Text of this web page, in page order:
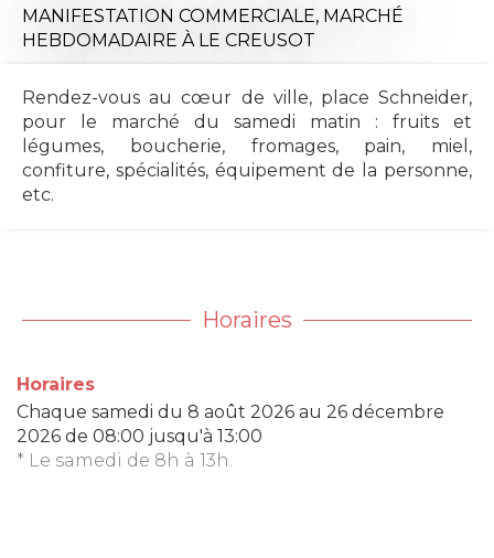
MANIFESTATION COMMERCIALE, MARCHÉ
HEBDOMADAIRE À LE CREUSOT
Rendez-vous au cœur de ville, place Schneider,
pour le marché du samedi matin : fruits et
légumes, boucherie, fromages, pain, miel,
confiture, spécialités, équipement de la personne,
etc.
Horaires
Horaires
Chaque samedi du 8 août 2026 au 26 décembre
2026 de 08:00 jusqu'à 13:00
* Le samedi de 8h à 13h.